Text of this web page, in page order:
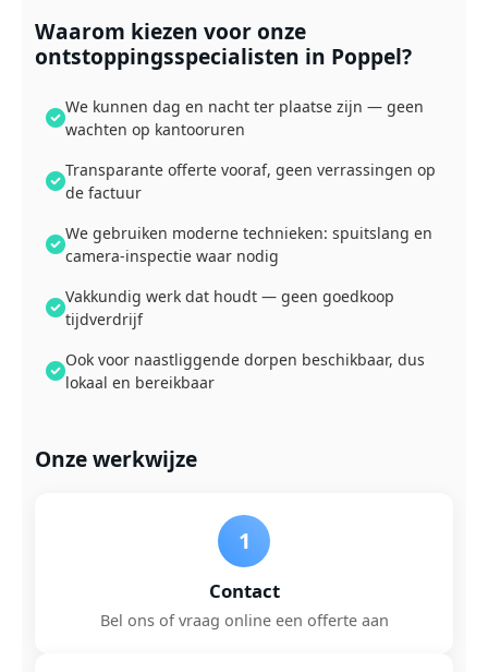
Waarom kiezen voor onze
ontstoppingsspecialisten in Poppel?
We kunnen dag en nacht ter plaatse zijn — geen
wachten op kantooruren
Transparante offerte vooraf, geen verrassingen op
de factuur
We gebruiken moderne technieken: spuitslang en
camera-inspectie waar nodig
Vakkundig werk dat houdt — geen goedkoop
tijdverdrijf
Ook voor naastliggende dorpen beschikbaar, dus
lokaal en bereikbaar
Onze werkwijze
1
Contact
Bel ons of vraag online een offerte aan